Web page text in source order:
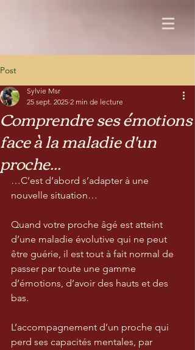
Post
Comprendre ses émotions
face à la maladie d'un
proche...
Sylvie Msr
25 sept. 2025 2 min de lecture
…C’est d’abord s’adapter à une
nouvelle situation…
Quand votre proche âgé est atteint
d’une maladie évolutive qui ne peut
être guérie, il est tout à fait normal de
passer par toute une gamme
d’émotions, d’avoir des hauts et des
bas.
L’accompagnement d’un proche qui
perd ses capacités mentales, par